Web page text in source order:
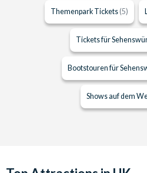
Themenpark Tickets (5)
Tickets für
Bootstouren für
Shows auf dem